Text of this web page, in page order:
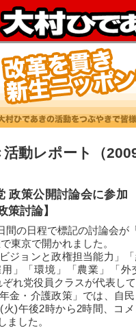
動レポート（
政策公開討論会に参加
策討論】
間の日程で標記の討論会が
東京で開かれました。
ジョンと政権担当能力」
」「環境」「農業」「外
れ党役員クラスが代表し
金・介護政策」では、自
火)午後2時から2時間、コ
ました。